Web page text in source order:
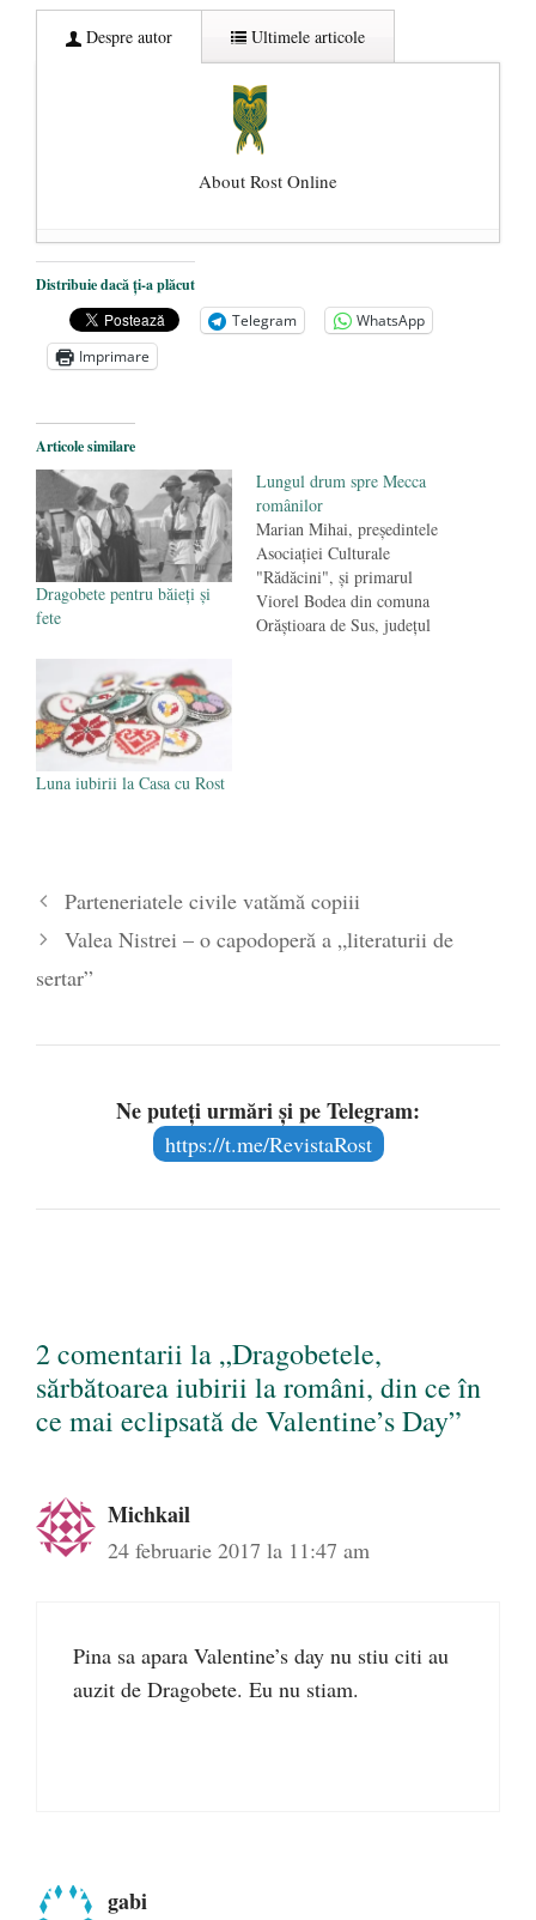
Despre autor Ultimele articole
About Rost Online
Dezvăluiri cutremurătoare despre
președintele Ucrainei, Volodymyr
Zelensky
- 13 mai 2026
Statul care servește Națiunea
Legea Vexler produce efecte. Bustul
poetului Octavian Goga, înlăturat din Iași
- 16 aprilie 2026
Distribuie dacă ți-a plăcut
Telegram
WhatsApp
Imprimare
Articole similare
Dragobete pentru băieți și
fete
Lungul drum spre Mecca
românilor
Marian Mihai, preşedintele
Asociaţiei Culturale
"Rădăcini", şi primarul
Viorel Bodea din comuna
Orăştioara de Sus, judeţul
Luna iubirii la Casa cu Rost
Parteneriatele civile vatămă copiii
Valea Nistrei – o capodoperă a „literaturii de
sertar”
Ne puteți urmări și pe Telegram:
https://t.me/RevistaRost
2 comentarii la „Dragobetele,
sărbătoarea iubirii la români, din ce în
ce mai eclipsată de Valentine’s Day”
Michkail
24 februarie 2017 la 11:47 am
Pina sa apara Valentine’s day nu stiu citi au
auzit de Dragobete. Eu nu stiam.
gabi